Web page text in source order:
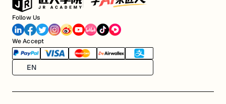
Follow Us
We Accept
EN